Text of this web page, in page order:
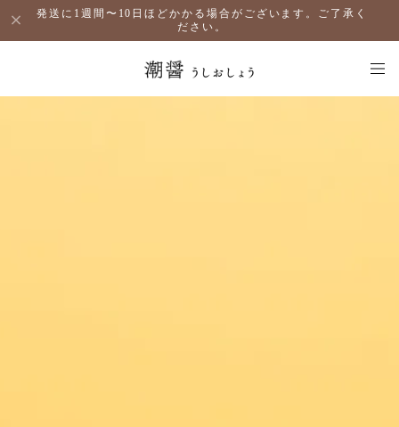
発送に1週間〜10日ほどかかる場合がございます。ご了承く
ださい。